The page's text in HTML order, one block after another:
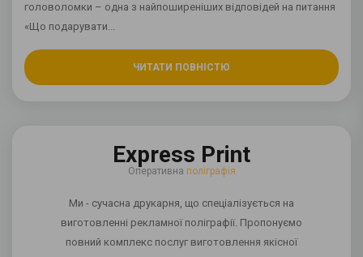
головоломки – одна з найпоширеніших відповідей на питання
«Що подарувати...
ЧИТАТИ ПОВНІСТЮ
Express Print
Оперативна поліграфія
Ми - сучасна друкарня, що спеціалізується на
виготовленні рекламної поліграфії. Пропонуємо
повний комплекс послуг виготовлення якісної